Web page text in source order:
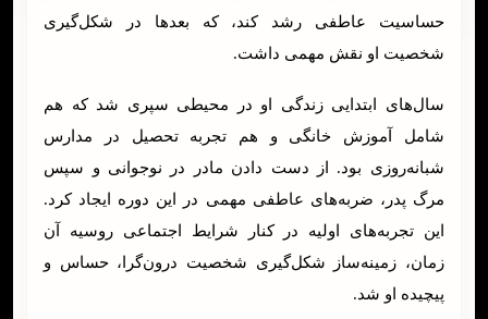
حساسیت عاطفی رشد کند، که بعدها در شکل‌گیری
شخصیت او نقش مهمی داشت.
سال‌های ابتدایی زندگی او در محیطی سپری شد که هم
شامل آموزش خانگی و هم تجربه تحصیل در مدارس
شبانه‌روزی بود. از دست دادن مادر در نوجوانی و سپس
مرگ پدر، ضربه‌های عاطفی مهمی در این دوره ایجاد کرد.
این تجربه‌های اولیه در کنار شرایط اجتماعی روسیه آن
زمان، زمینه‌ساز شکل‌گیری شخصیت درون‌گرا، حساس و
پیچیده او شد.